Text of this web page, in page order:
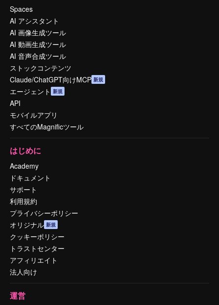
Spaces
AI アシスタント
AI 画像生成ツール
AI 動画生成ツール
AI 音声合成ツール
ストックコンテンツ
Claude/ChatGPT向けMCP 新規
エージェント 新規
API
モバイルアプリ
すべてのMagnificツール
はじめに
Academy
ドキュメント
サポート
利用規約
プライバシーポリシー
オリジナル 新規
クッキーポリシー
トラストセンター
アフィリエイト
法人向け
運営